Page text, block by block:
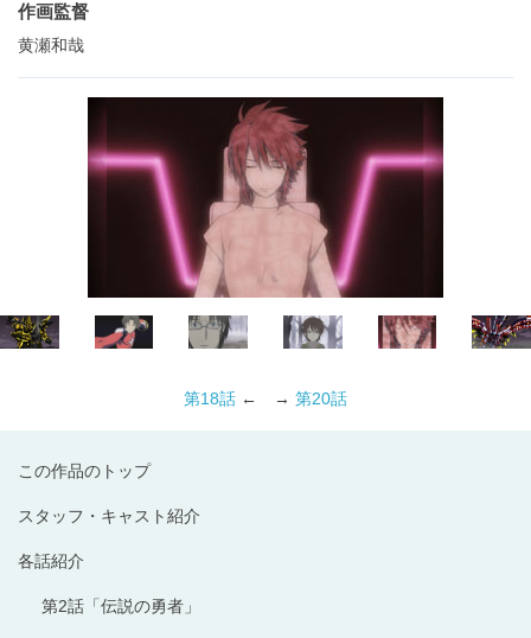
この作品のトップ
スタッフ・キャスト紹介
各話紹介
第2話「伝説の勇者」
作画監督
黄瀬和哉
第18話 ← → 第20話